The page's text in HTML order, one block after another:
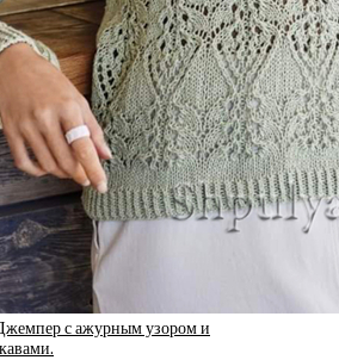
с ажурным узором и